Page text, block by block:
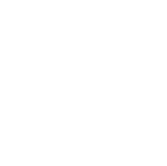
Phòng